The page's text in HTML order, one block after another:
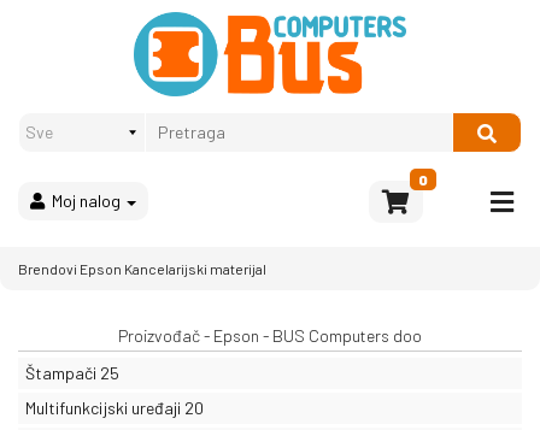
Moj nalog
0
Računari
Bela
Akcija
Rasprodaja
Brendovi Epson Kancelarijski materijal
Proizvođač - Epson - BUS Computers doo
Štampači 25
Multifunkcijski uređaji 20